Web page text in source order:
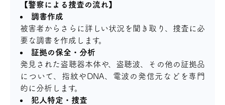
【警察による捜査の流れ】
調書作成
被害者からさらに詳しい状況を聞き取り、捜査に必
要な調書を作成します。
証拠の保全・分析
発見された盗聴器本体や、盗聴波、その他の証拠品
について、指紋やDNA、電波の発信元などを専門
的に分析します。
犯人特定・捜査